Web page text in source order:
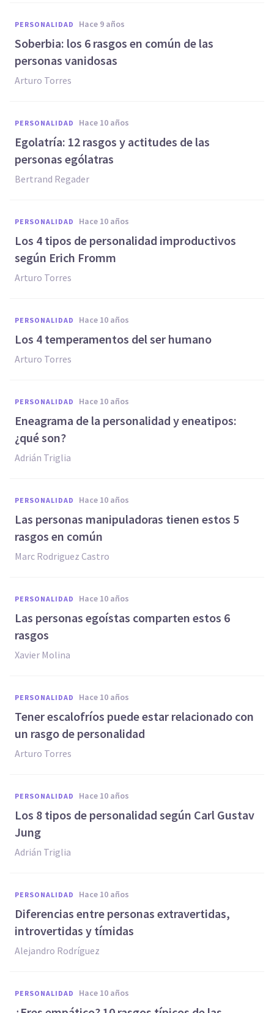
PERSONALIDAD hace 9 años
​Soberbia: los 6 rasgos en común de las
personas vanidosas
Arturo Torres
PERSONALIDAD hace 10 años
Egolatría: 12 rasgos y actitudes de las
personas ególatras
Bertrand Regader
PERSONALIDAD hace 10 años
​Los 4 tipos de personalidad improductivos
según Erich Fromm
Arturo Torres
PERSONALIDAD hace 10 años
Los 4 temperamentos del ser humano
Arturo Torres
PERSONALIDAD hace 10 años
​Eneagrama de la personalidad y eneatipos:
¿qué son?
Adrián Triglia
PERSONALIDAD hace 10 años
Las personas manipuladoras tienen estos 5
rasgos en común
Marc Rodriguez Castro
PERSONALIDAD hace 10 años
Las personas egoístas comparten estos 6
rasgos
Xavier Molina
PERSONALIDAD hace 10 años
​Tener escalofríos puede estar relacionado con
un rasgo de personalidad
Arturo Torres
PERSONALIDAD hace 10 años
​Los 8 tipos de personalidad según Carl Gustav
Jung
Adrián Triglia
PERSONALIDAD hace 10 años
Diferencias entre personas extravertidas,
introvertidas y tímidas
Alejandro Rodríguez
PERSONALIDAD hace 10 años